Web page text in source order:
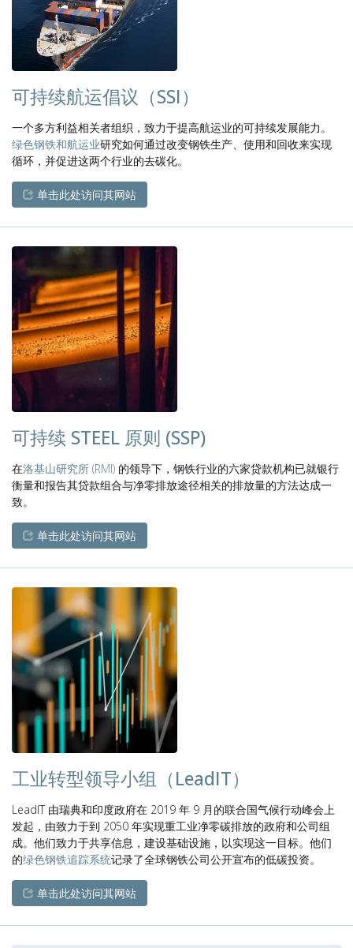
可持续航运倡议（SSI）
一个多方利益相关者组织，致力于提高航运业的可持续发展能力。
绿色钢铁和航运业研究如何通过改变钢铁生产、使用和回收来实现
循环，并促进这两个行业的去碳化。
单击此处访问其网站
可持续 STEEL 原则 (SSP)
在洛基山研究所 (RMI) 的领导下，钢铁行业的六家贷款机构已就银行
衡量和报告其贷款组合与净零排放途径相关的排放量的方法达成一
致。
单击此处访问其网站
工业转型领导小组（LeadIT）
LeadIT 由瑞典和印度政府在 2019 年 9 月的联合国气候行动峰会上
发起，由致力于到 2050 年实现重工业净零碳排放的政府和公司组
成。他们致力于共享信息，建设基础设施，以实现这一目标。他们
的绿色钢铁追踪系统记录了全球钢铁公司公开宣布的低碳投资。
单击此处访问其网站